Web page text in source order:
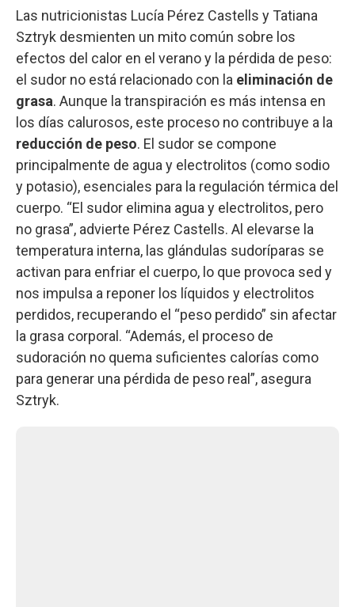
Las nutricionistas Lucía Pérez Castells y Tatiana
Sztryk desmienten un mito común sobre los
efectos del calor en el verano y la pérdida de peso:
el sudor no está relacionado con la eliminación de
grasa. Aunque la transpiración es más intensa en
los días calurosos, este proceso no contribuye a la
reducción de peso. El sudor se compone
principalmente de agua y electrolitos (como sodio
y potasio), esenciales para la regulación térmica del
cuerpo. “El sudor elimina agua y electrolitos, pero
no grasa”, advierte Pérez Castells. Al elevarse la
temperatura interna, las glándulas sudoríparas se
activan para enfriar el cuerpo, lo que provoca sed y
nos impulsa a reponer los líquidos y electrolitos
perdidos, recuperando el “peso perdido” sin afectar
la grasa corporal. “Además, el proceso de
sudoración no quema suficientes calorías como
para generar una pérdida de peso real”, asegura
Sztryk.